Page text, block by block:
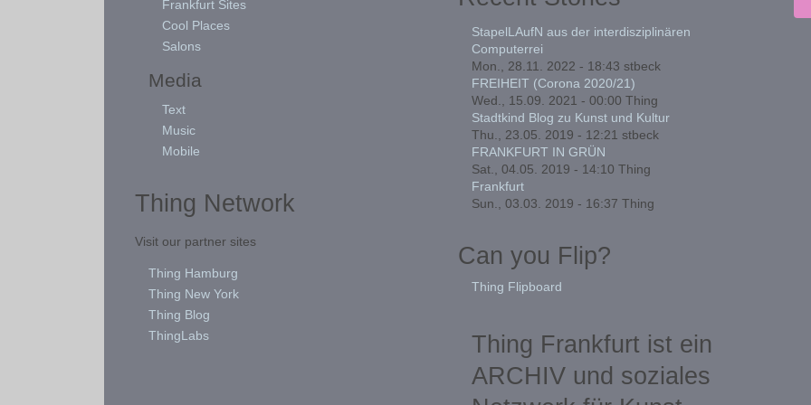
Frankfurt Sites
Cool Places
Salons
Media
Text
Music
Mobile
Thing Network
Visit our partner sites
Thing Hamburg
Thing New York
Thing Blog
ThingLabs
StapelLAufN aus der interdisziplinären
Computerrei
Mon., 28.11. 2022 - 18:43 stbeck
FREIHEIT (Corona 2020/21)
Wed., 15.09. 2021 - 00:00 Thing
Stadtkind Blog zu Kunst und Kultur
Thu., 23.05. 2019 - 12:21 stbeck
FRANKFURT IN GRÜN
Sat., 04.05. 2019 - 14:10 Thing
Frankfurt
Sun., 03.03. 2019 - 16:37 Thing
Can you Flip?
Thing Flipboard
Thing Frankfurt ist ein
ARCHIV und soziales